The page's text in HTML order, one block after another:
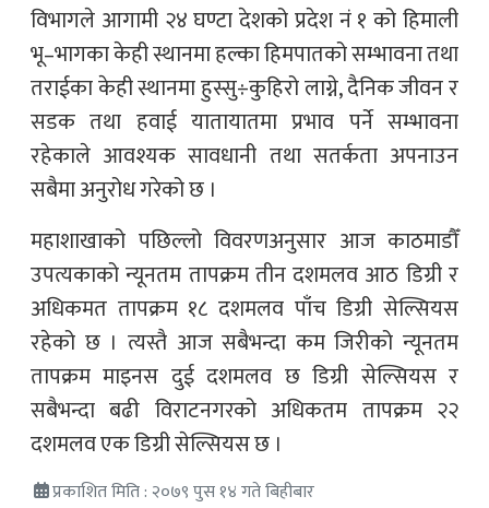
विभागले आगामी २४ घण्टा देशको प्रदेश नं १ को हिमाली
भू–भागका केही स्थानमा हल्का हिमपातको सम्भावना तथा
तराईका केही स्थानमा हुस्सु÷कुहिरो लाग्ने, दैनिक जीवन र
सडक तथा हवाई यातायातमा प्रभाव पर्ने सम्भावना
रहेकाले आवश्यक सावधानी तथा सतर्कता अपनाउन
सबैमा अनुरोध गरेको छ ।
महाशाखाको पछिल्लो विवरणअनुसार आज काठमाडौँ
उपत्यकाको न्यूनतम तापक्रम तीन दशमलव आठ डिग्री र
अधिकमत तापक्रम १८ दशमलव पाँच डिग्री सेल्सियस
रहेको छ । त्यस्तै आज सबैभन्दा कम जिरीको न्यूनतम
तापक्रम माइनस दुई दशमलव छ डिग्री सेल्सियस र
सबैभन्दा बढी विराटनगरको अधिकतम तापक्रम २२
दशमलव एक डिग्री सेल्सियस छ ।
प्रकाशित मिति : २०७९ पुस १४ गते बिहीबार